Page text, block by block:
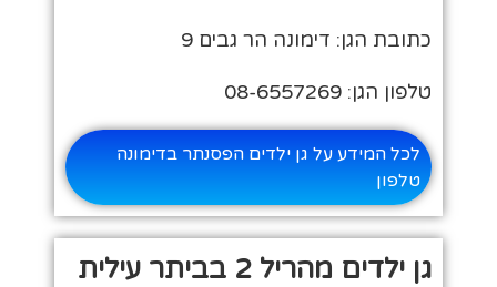
כתובת הגן: דימונה הר גבים 9
טלפון הגן: 08-6557269
לכל המידע על גן ילדים הפסנתר בדימונה
טלפון
גן ילדים מהריל 2 בביתר עילית